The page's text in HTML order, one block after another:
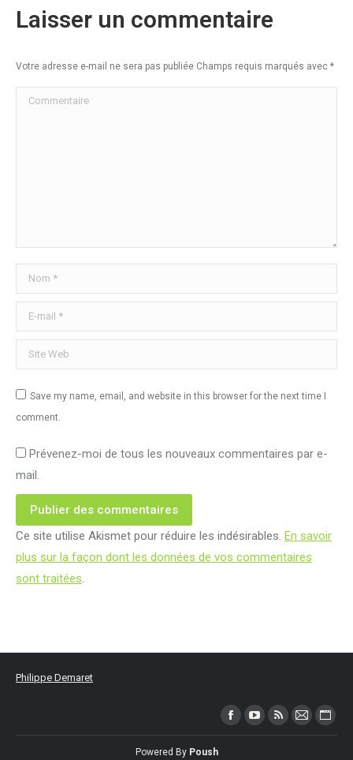
Laisser un commentaire
Votre adresse e-mail ne sera pas publiée Champs requis marqués avec *
Commentaire
Nom *
E-mail *
Site Web
Save my name, email, and website in this browser for the next time I
comment.
Prévenez-moi de tous les nouveaux commentaires par e-
mail.
Publier des commentaires
Ce site utilise Akismet pour réduire les indésirables. En savoir
plus sur la façon dont les données de vos commentaires
sont traitées.
Philippe Demaret
Facebook
YouTubeRSS Mail Site
Powered By Poush